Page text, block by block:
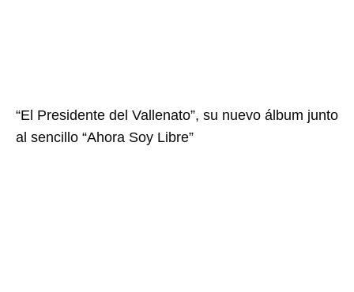
“El Presidente del Vallenato”, su nuevo álbum junto
al sencillo “Ahora Soy Libre”